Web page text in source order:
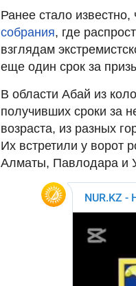
Ранее стало
собрания, где
взглядам
еще один срок за
В области Абай из
получивших сроки за
возраста, из разных
Их встретили у ворот
Алматы, Павлодара и